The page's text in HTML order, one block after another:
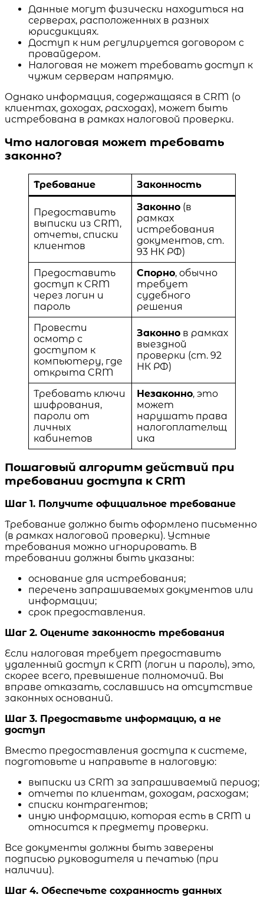
Данные могут физически находиться на
серверах, расположенных в разных
юрисдикциях.
Доступ к ним регулируется договором с
провайдером.
Налоговая не может требовать доступ к
чужим серверам напрямую.
Однако информация, содержащаяся в CRM (о
клиентах, доходах, расходах), может быть
истребована в рамках налоговой проверки.
Что налоговая может требовать
законно?
Требование Законность
Предоставить
выписки из CRM,
отчеты, списки
клиентов
Законно (в
рамках
истребования
документов, ст.
93 НК РФ)
Предоставить
доступ к CRM
через логин и
пароль
Спорно, обычно
требует
судебного
решения
Провести
осмотр с
доступом к
компьютеру, где
открыта CRM
Законно в рамках
выездной
проверки (ст. 92
НК РФ)
Требовать ключи
шифрования,
пароли от
личных
кабинетов
Незаконно, это
может
нарушать права
налогоплательщ
ика
Пошаговый алгоритм действий при
требовании доступа к CRM
Шаг 1. Получите официальное требование
Требование должно быть оформлено письменно
(в рамках налоговой проверки). Устные
требования можно игнорировать. В
требовании должны быть указаны:
основание для истребования;
перечень запрашиваемых документов или
информации;
срок предоставления.
Шаг 2. Оцените законность требования
Если налоговая требует предоставить
удаленный доступ к CRM (логин и пароль), это,
скорее всего, превышение полномочий. Вы
вправе отказать, сославшись на отсутствие
законных оснований.
Шаг 3. Предоставьте информацию, а не
доступ
Вместо предоставления доступа к системе,
подготовьте и направьте в налоговую:
выписки из CRM за запрашиваемый период;
отчеты по клиентам, доходам, расходам;
списки контрагентов;
иную информацию, которая есть в CRM и
относится к предмету проверки.
Все документы должны быть заверены
подписью руководителя и печатью (при
наличии).
Шаг 4. Обеспечьте сохранность данных